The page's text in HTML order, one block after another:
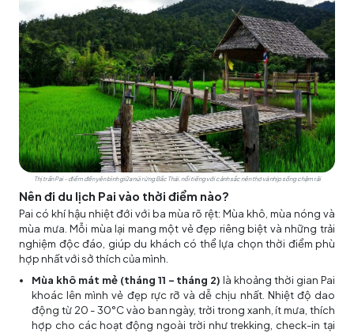
Thị trấn Pai – điểm đến yên bình giữa núi rừng Bắc Thái, nổi tiếng với cảnh sắc nên thơ và nhịp sống chậm rãi
Nên đi du lịch Pai vào thời điểm nào?
Pai có khí hậu nhiệt đới với ba mùa rõ rệt: Mùa khô, mùa nóng và
mùa mưa. Mỗi mùa lại mang một vẻ đẹp riêng biệt và những trải
nghiệm độc đáo, giúp du khách có thể lựa chọn thời điểm phù
hợp nhất với sở thích của mình.
Mùa khô mát mẻ (tháng 11 – tháng 2) là khoảng thời gian Pai
khoác lên mình vẻ đẹp rực rỡ và dễ chịu nhất. Nhiệt độ dao
động từ 20 - 30°C vào ban ngày, trời trong xanh, ít mưa, thích
hợp cho các hoạt động ngoài trời như trekking, check-in tại